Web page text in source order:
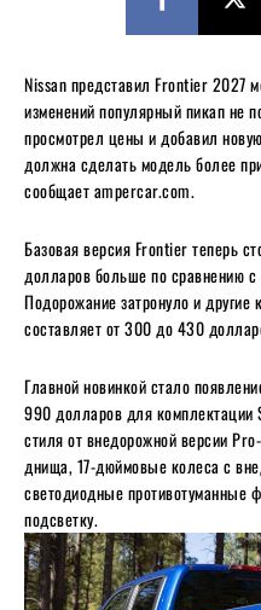
Nissan представил Frontier 2027
изменений популярный пикап не
просмотрел цены и добавил
должна сделать модель более
сообщает ampercar.com.
Базовая версия Frontier теперь
долларов больше по сравнению
Подорожание затронуло и другие
составляет от 300 до 430
Главной новинкой стало
990 долларов для комплектации
стиля от внедорожной версии
днища, 17-дюймовые колеса с
светодиодные
подсветку.